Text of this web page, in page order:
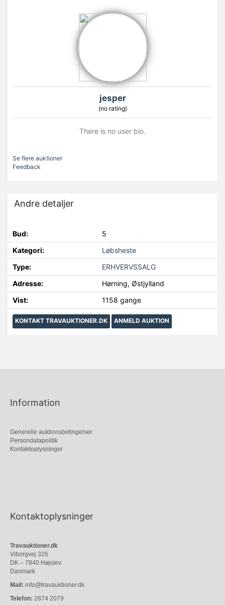
jesper
(no rating)
There is no user bio.
Se flere auktioner
Feedback
Andre detaljer
Bud:
5
Kategori:
Løbsheste
Type:
ERHVERVSSALG
Adresse:
Hørning, Østjylland
Vist:
1158 gange
KONTAKT TRAVAUKTIONER.DK ANMELD AUKTION
Information
Generelle auktionsbetingelser
Persondatapolitik
Kontaktoplysninger
Kontaktoplysninger
Travauktioner.dk
Viborgvej 326
DK – 7840 Højslev
Danmark
Mail: info@travauktioner.dk
Telefon: 2874 2079